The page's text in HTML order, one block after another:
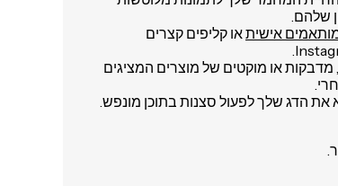
שלהם.
אישיתאו קליפים קצרים
מדבקות או מוקטים של מוצרים המציגים
את הדג שלך לפעול סצנות בתוכן מונפש.